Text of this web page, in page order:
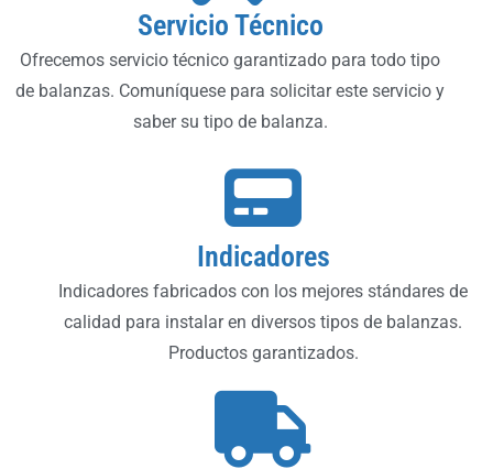
Servicio Técnico
Ofrecemos servicio técnico garantizado para todo tipo
de balanzas. Comuníquese para solicitar este servicio y
saber su tipo de balanza.
Indicadores
Indicadores fabricados con los mejores stándares de
calidad para instalar en diversos tipos de balanzas.
Productos garantizados.